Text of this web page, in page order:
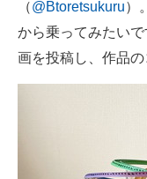
モノづくり技術者専
エネルギーの専門メ
（@Btoretsukuru）
から乗ってみたい
画を投稿し、作品の